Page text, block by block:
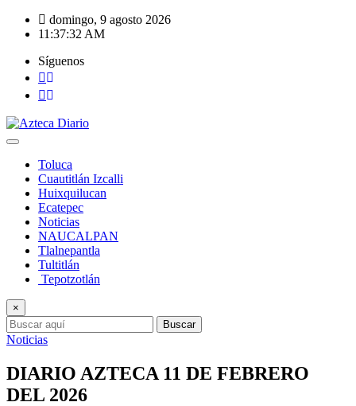
Saltar
domingo, 9 agosto 2026
11:37:33 AM
Síguenos
Toluca
Cuautitlán Izcalli
Huixquilucan
Ecatepec
Noticias
NAUCALPAN
Tlalnepantla
Tultitlán
Tepotzotlán
×
Buscar
Noticias
DIARIO AZTECA 11 DE FEBRERO
DEL 2026